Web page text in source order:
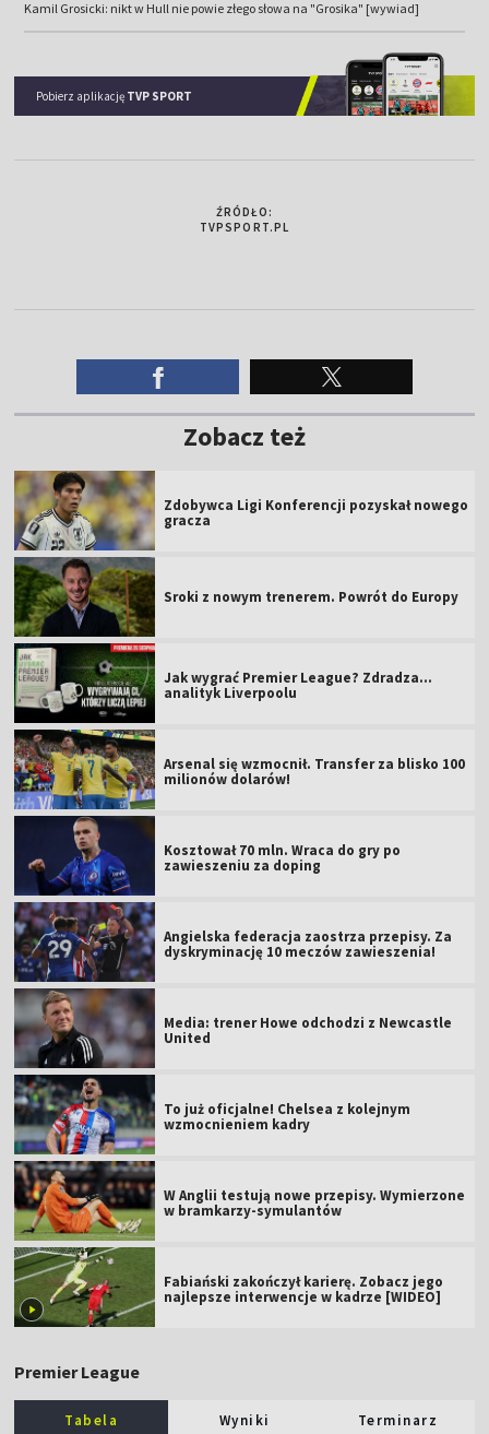
Kamil Grosicki: nikt w Hull nie powie złego słowa na "Grosika" [wywiad]
Pobierz aplikację TVP SPORT
ŹRÓDŁO:
TVPSPORT.PL
Zobacz też
Zdobywca Ligi Konferencji pozyskał nowego
gracza
Sroki z nowym trenerem. Powrót do Europy
Jak wygrać Premier League? Zdradza...
analityk Liverpoolu
Arsenal się wzmocnił. Transfer za blisko 100
milionów dolarów!
Kosztował 70 mln. Wraca do gry po
zawieszeniu za doping
Angielska federacja zaostrza przepisy. Za
dyskryminację 10 meczów zawieszenia!
Media: trener Howe odchodzi z Newcastle
United
To już oficjalne! Chelsea z kolejnym
wzmocnieniem kadry
W Anglii testują nowe przepisy. Wymierzone
w bramkarzy-symulantów
Fabiański zakończył karierę. Zobacz jego
najlepsze interwencje w kadrze [WIDEO]
Premier League
Tabela Wyniki Terminarz